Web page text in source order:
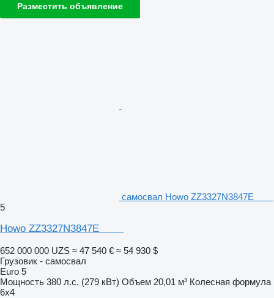
Разместить объявление
самосвал Howo ZZ3327N3847E
5
Howo ZZ3327N3847E
652 000 000 UZS ≈ 47 540 € ≈ 54 930 $
Грузовик - самосвал
Euro 5
Мощность 380 л.с. (279 кВт) Объем 20,01 м³ Колесная формула
6x4